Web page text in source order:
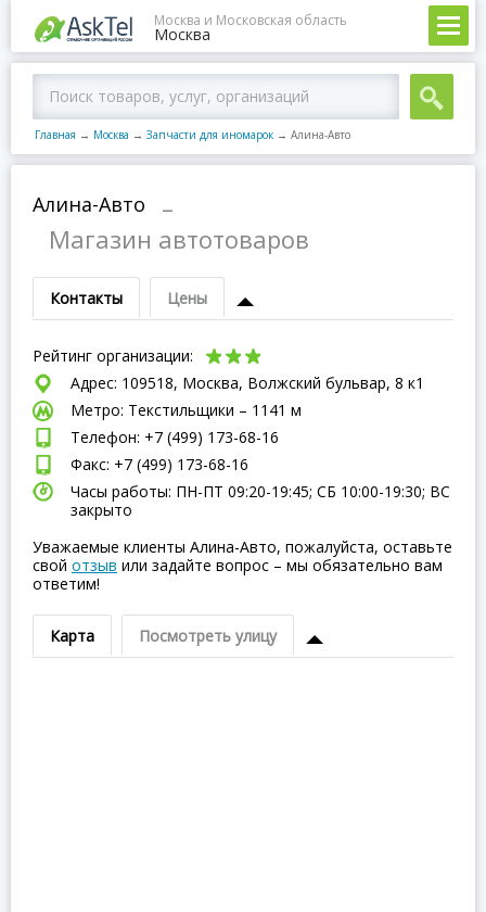
Москва и Московская область
Москва
Главная → Москва → Запчасти для иномарок → Алина-Авто
Алина-Авто
–
Магазин автотоваров
Контакты Цены
Рейтинг организации:
Адрес: 109518, Москва, Волжский бульвар, 8 к1
Метро: Текстильщики – 1141 м
Телефон: +7 (499) 173-68-16
Факс: +7 (499) 173-68-16
Часы работы: ПН-ПТ 09:20-19:45; СБ 10:00-19:30; ВC
закрыто
Уважаемые клиенты Алина-Авто, пожалуйста, оставьте
свой отзыв или задайте вопрос – мы обязательно вам
ответим!
Карта Посмотреть улицу